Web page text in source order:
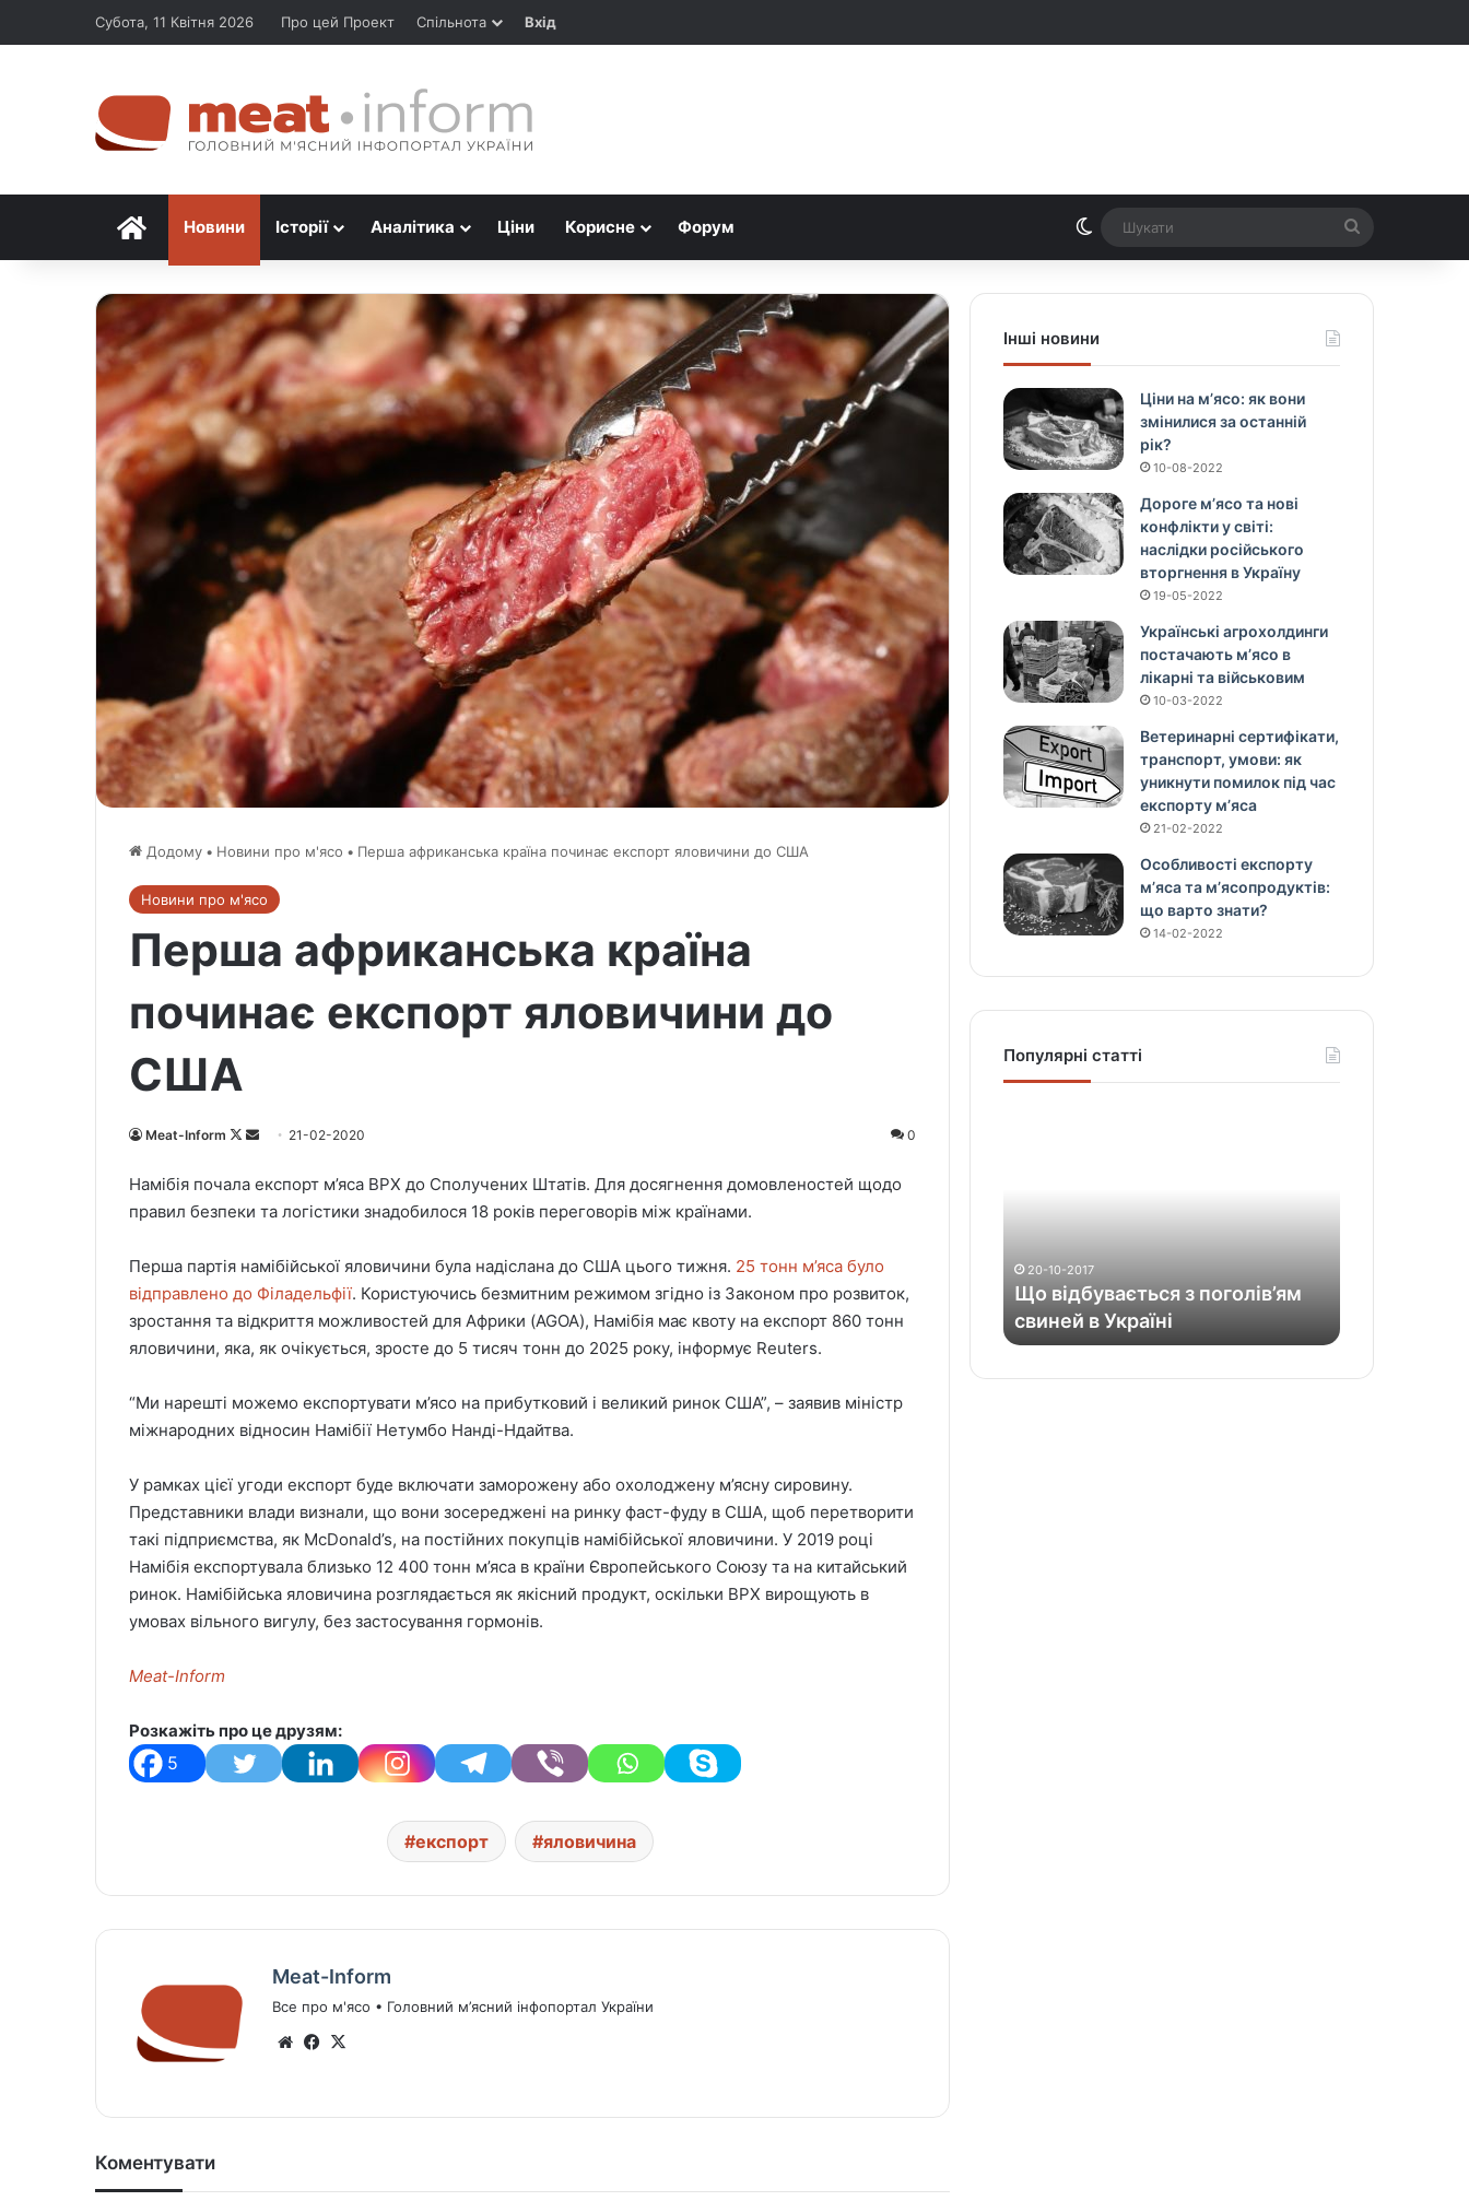
Субота, 11 Квітня 2026 Про цей Проект Спільнота Вхід
ГоловнаНовини Історії Аналітика Ціни Корисне Форум Switch skin
Додому • Новини про м'ясо • Перша африканська країна починає експорт яловичини до США
Новини про м'ясо
Перша африканська країна
починає експорт яловичини до
США
Meat-Inform
F
l
l
w
o
n
X
n
d
n
e
m
a
l
21-02-2020 0
Намібія почала експорт м’яса ВРХ до Сполучених Штатів. Для досягнення домовленостей щодо
правил безпеки та логістики знадобилося 18 років переговорів між країнами.
Перша партія намібійської яловичини була надіслана до США цього тижня. 25 тонн м’яса було
відправлено ​​до Філадельфії. Користуючись безмитним режимом згідно із Законом про розвиток,
зростання та відкриття можливостей для Африки (AGOA), Намібія має квоту на експорт 860 тонн
яловичини, яка, як очікується, зросте до 5 тисяч тонн до 2025 року, інформує Reuters.
“Ми нарешті можемо експортувати м’ясо на прибутковий і великий ринок США”, – заявив міністр
міжнародних відносин Намібії Нетумбо Нанді-Ндайтва.
У рамках цієї угоди експорт буде включати заморожену або охолоджену м’ясну сировину.
Представники влади визнали, що вони зосереджені на ринку фаст-фуду в США, щоб перетворити
такі підприємства, як McDonald’s, на постійних покупців намібійської яловичини. У 2019 році
Намібія експортувала близько 12 400 тонн м’яса в країни Європейського Союзу та на китайський
ринок. Намібійська яловичина розглядається як якісний продукт, оскільки ВРХ вирощують в
умовах вільного вигулу, без застосування гормонів.
Meat-Inform
Розкажіть про це друзям:
5
експорт яловичина
Meat-Inform
Все про м'ясо • Головний м’ясний інфопортал України
We Fa
ok
Коментувати
Інші новини
Ціни на м’ясо: як вони
змінилися за останній
рік?
10-08-2022
Дороге м’ясо та нові
конфлікти у світі:
наслідки російського
вторгнення в Україну
19-05-2022
Українські агрохолдинги
постачають м’ясо в
лікарні та військовим
10-03-2022
Ветеринарні сертифікати,
транспорт, умови: як
уникнути помилок під час
експорту м’яса
21-02-2022
Особливості експорту
м’яса та м’ясопродуктів:
що варто знати?
14-02-2022
Популярні статті
т
20-10-2017
Що відбувається з поголів’ям
свиней в Україні